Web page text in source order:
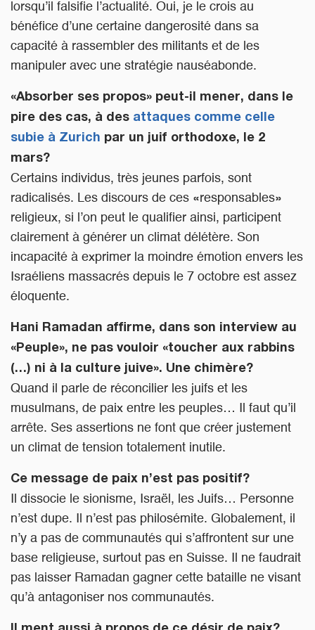
lorsqu’il falsifie l’actualité. Oui, je le crois au
bénéfice d’une certaine dangerosité dans sa
capacité à rassembler des militants et de les
manipuler avec une stratégie nauséabonde.
«Absorber ses propos» peut-il mener, dans le
pire des cas, à des attaques comme celle
subie à Zurich par un juif orthodoxe, le 2
mars?
Certains individus, très jeunes parfois, sont
radicalisés. Les discours de ces «responsables»
religieux, si l’on peut le qualifier ainsi, participent
clairement à générer un climat délétère. Son
incapacité à exprimer la moindre émotion envers les
Israéliens massacrés depuis le 7 octobre est assez
éloquente.
Hani Ramadan affirme, dans son interview au
«Peuple», ne pas vouloir «toucher aux rabbins
(…) ni à la culture juive». Une chimère?
Quand il parle de réconcilier les juifs et les
musulmans, de paix entre les peuples… Il faut qu’il
arrête. Ses assertions ne font que créer justement
un climat de tension totalement inutile.
Ce message de paix n’est pas positif?
Il dissocie le sionisme, Israël, les Juifs… Personne
n’est dupe. Il n’est pas philosémite. Globalement, il
n’y a pas de communautés qui s’affrontent sur une
base religieuse, surtout pas en Suisse. Il ne faudrait
pas laisser Ramadan gagner cette bataille ne visant
qu’à antagoniser nos communautés.